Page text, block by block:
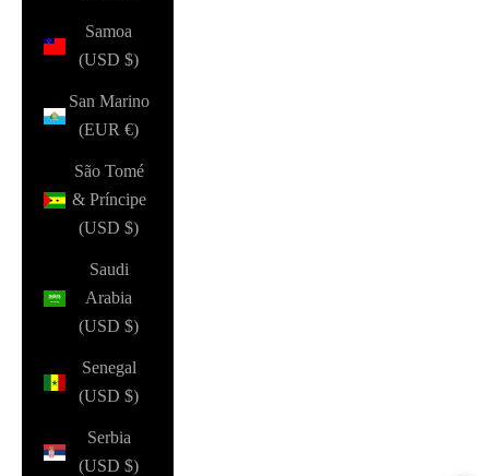
Samoa
(USD $)
San Marino
(EUR €)
São Tomé
& Príncipe
(USD $)
Saudi
Arabia
(USD $)
Senegal
(USD $)
Serbia
(USD $)